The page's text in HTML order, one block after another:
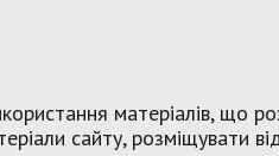
матеріалів, що
сайту, розміщувати